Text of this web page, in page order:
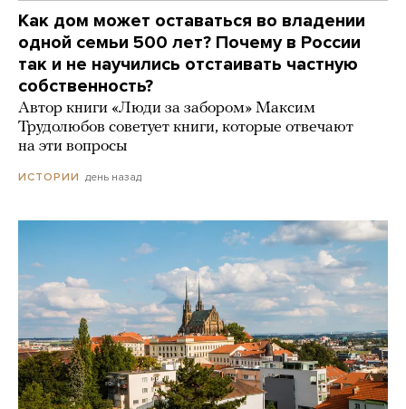
Как дом может оставаться во владении
одной семьи 500 лет? Почему в России
так и не научились отстаивать частную
собственность?
Автор книги «Люди за забором» Максим
Трудолюбов советует книги, которые отвечают
на эти вопросы
ИСТОРИИ день назад